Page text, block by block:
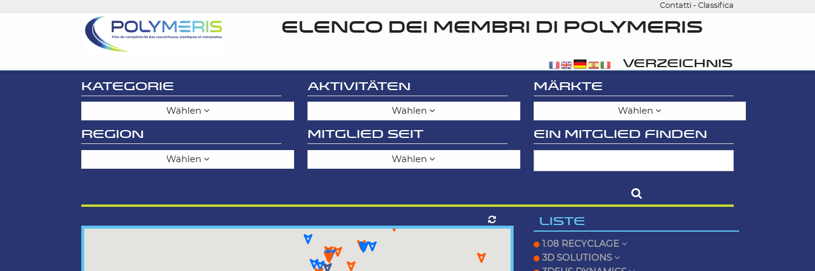
Contatti- Classifica
ELENCO DEI MEMBRI DI POLYMERIS
VERZEICHNIS
KATEGORIE
Wählen
AKTIVITÄTEN
Wählen
MÄRKTE
Wählen
REGION
Wählen
MITGLIED SEIT
Wählen
EIN MITGLIED FINDEN
LISTE
1.08 RECYCLAGE
3D SOLUTIONS